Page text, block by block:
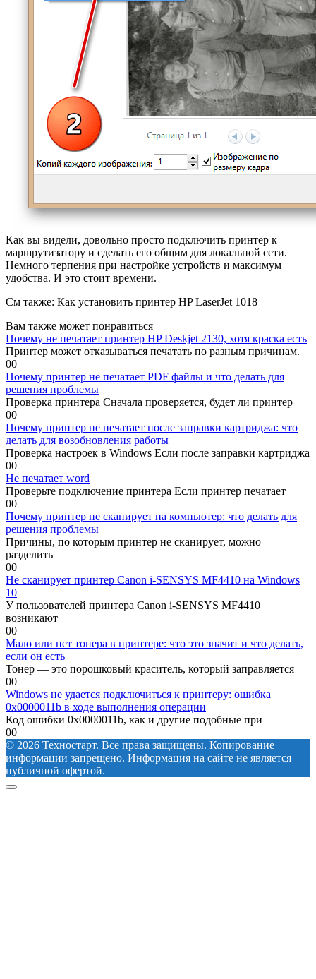
Как вы видели, довольно просто подключить принтер к
маршрутизатору и сделать его общим для локальной сети.
Немного терпения при настройке устройств и максимум
удобства. И это стоит времени.
См также: Как установить принтер HP LaserJet 1018
Вам также может понравиться
Почему не печатает принтер HP Deskjet 2130, хотя краска есть
Принтер может отказываться печатать по разным причинам.
00
Почему принтер не печатает PDF файлы и что делать для
решения проблемы
Проверка принтера Сначала проверяется, будет ли принтер
00
Почему принтер не печатает после заправки картриджа: что
делать для возобновления работы
Проверка настроек в Windows Если после заправки картриджа
00
Не печатает word
Проверьте подключение принтера Если принтер печатает
00
Почему принтер не сканирует на компьютер: что делать для
решения проблемы
Причины, по которым принтер не сканирует, можно
разделить
00
Не сканирует принтер Canon i-SENSYS MF4410 на Windows
10
У пользователей принтера Canon i-SENSYS MF4410
возникают
00
Мало или нет тонера в принтере: что это значит и что делать,
если он есть
Тонер — это порошковый краситель, который заправляется
00
Windows не удается подключиться к принтеру: ошибка
0x0000011b в ходе выполнения операции
Код ошибки 0x0000011b, как и другие подобные при
00
© 2026 Техностарт. Все права защищены. Копирование
информации запрещено. Информация на сайте не является
публичной офертой.